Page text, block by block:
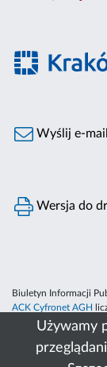
Używamy
Wyślij e-
Wersja do
Biuletyn Informacji
ACK Cyfronet AGH